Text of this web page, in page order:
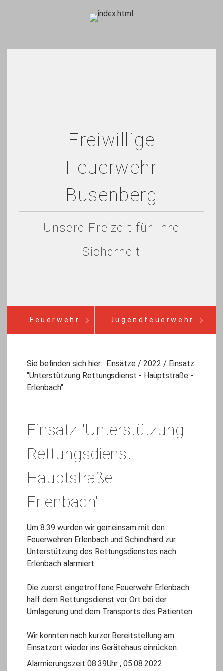
Freiwillige
Feuerwehr
Busenberg
Unsere Freizeit für Ihre
Sicherheit
Feuerwehr Jugendfeuerwehr
Bürgerinfo
Sie befinden sich hier: Einsätze / 2022 / Einsatz
"Unterstützung Rettungsdienst - Hauptstraße -
Erlenbach"
Einsatz "Unterstützung
Rettungsdienst -
Hauptstraße -
Erlenbach"
Um 8:39 wurden wir gemeinsam mit den
Feuerwehren Erlenbach und Schindhard zur
Unterstützung des Rettungsdienstes nach
Erlenbach alarmiert.
Die zuerst eingetroffene Feuerwehr Erlenbach
half dem Rettungsdienst vor Ort bei der
Umlagerung und dem Transports des Patienten.
Wir konnten nach kurzer Bereitstellung am
Einsatzort wieder ins Gerätehaus einrücken.
Alarmierungszeit 08:39Uhr , 05.08.2022